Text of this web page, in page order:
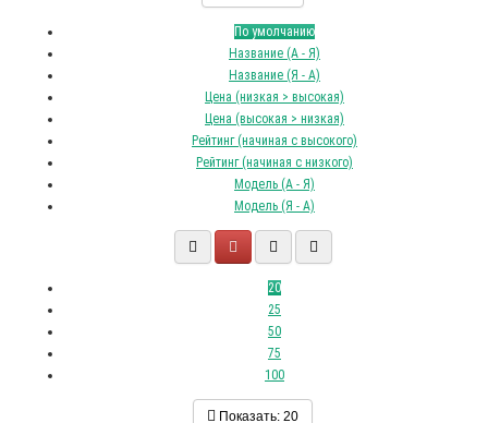
По умолчанию
Название (А - Я)
Название (Я - А)
Цена (низкая > высокая)
Цена (высокая > низкая)
Рейтинг (начиная с высокого)
Рейтинг (начиная с низкого)
Модель (А - Я)
Модель (Я - А)
20
25
50
75
100
Показать: 20